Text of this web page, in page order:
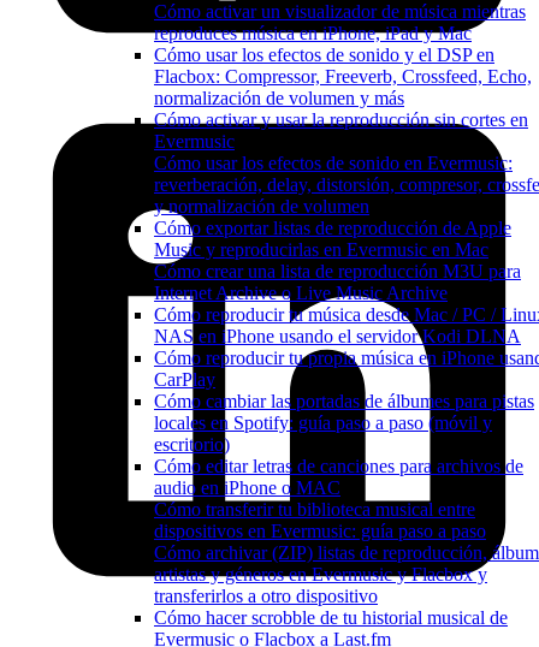
Cómo activar un visualizador de música mientras
reproduces música en iPhone, iPad y Mac
Cómo usar los efectos de sonido y el DSP en
Flacbox: Compressor, Freeverb, Crossfeed, Echo,
normalización de volumen y más
Cómo activar y usar la reproducción sin cortes en
Evermusic
Cómo usar los efectos de sonido en Evermusic:
reverberación, delay, distorsión, compresor,
y normalización de volumen
Cómo exportar listas de reproducción de Apple
Music y reproducirlas en Evermusic en Mac
Cómo crear una lista de reproducción M3U para
Internet Archive o Live Music Archive
Cómo reproducir tu música desde Mac / PC /
NAS en iPhone usando el servidor Kodi DLNA
Cómo reproducir tu propia música en iPhone
CarPlay
Cómo cambiar las portadas de álbumes para pistas
locales en Spotify: guía paso a paso (móvil y
escritorio)
Cómo editar letras de canciones para archivos de
audio en iPhone o MAC
Cómo transferir tu biblioteca musical entre
dispositivos en Evermusic: guía paso a paso
Cómo archivar (ZIP) listas de reproducción,
artistas y géneros en Evermusic y Flacbox y
transferirlos a otro dispositivo
Cómo hacer scrobble de tu historial musical de
Evermusic o Flacbox a Last.fm